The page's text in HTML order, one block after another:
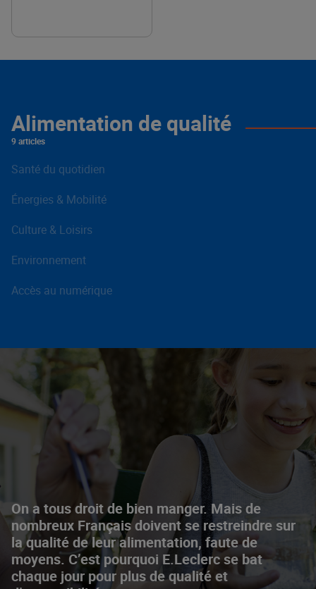
On a tous droit de bien manger. Mais de
nombreux Français doivent se restreindre sur
la qualité de leur alimentation, faute de
moyens. C’est pourquoi E.Leclerc se bat
chaque jour pour plus de qualité et
Alimentation de qualité
9 articles
Santé du quotidien
Énergies & Mobilité
Culture & Loisirs
Environnement
Accès au numérique